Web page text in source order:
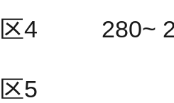
区4 280~
区5